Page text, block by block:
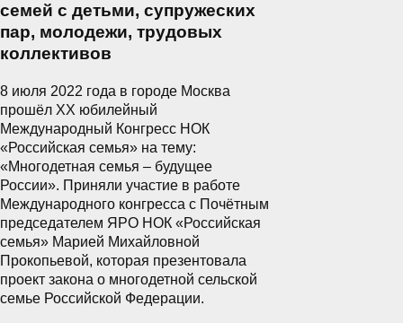
семей с детьми, супружеских
пар, молодежи, трудовых
коллективов
8 июля 2022 года в городе Москва
прошёл XX юбилейный
Международный Конгресс НОК
«Российская семья» на тему:
«Многодетная семья – будущее
России». Приняли участие в работе
Международного конгресса с Почётным
председателем ЯРО НОК «Российская
семья» Марией Михайловной
Прокопьевой, которая презентовала
проект закона о многодетной сельской
семье Российской Федерации.